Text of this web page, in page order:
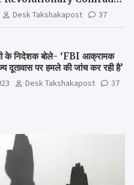
Award 2022-23
Desk Takshakapost 37
के निदेशक बोले- ‘FBI आक्रामक
दूतावास पर हमले की जांच कर रही है’
Desk Takshakapost 37